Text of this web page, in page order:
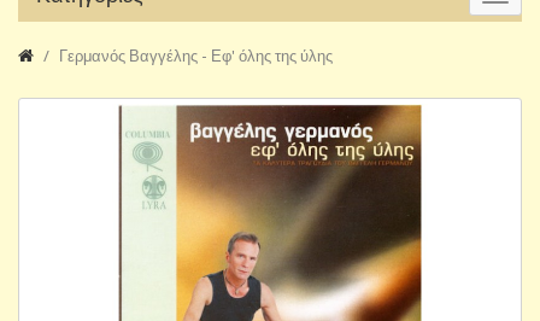
Γερμανός Βαγγέλης - Εφ' όλης της ύλης